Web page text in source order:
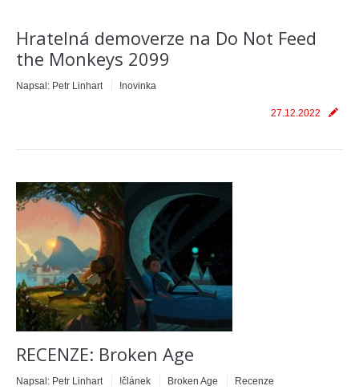
Hratelná demoverze na Do Not Feed
the Monkeys 2099
Napsal: Petr Linhart !novinka
27.12.2022
RECENZE: Broken Age
Napsal: Petr Linhart !článek Broken Age
Recenze